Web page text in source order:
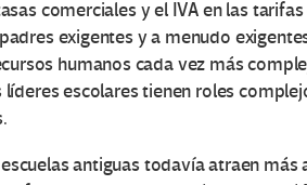
comerciales y el IVA en las
exigentes y a menudo
humanos cada vez más
escolares tienen roles
antiguas todavía atraen más